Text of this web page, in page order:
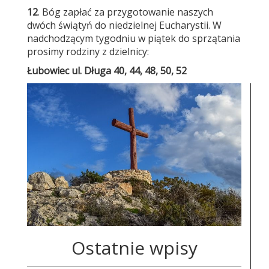
12. Bóg zapłać za przygotowanie naszych
dwóch świątyń do niedzielnej Eucharystii. W
nadchodzącym tygodniu w piątek do sprzątania
prosimy rodziny z dzielnicy:
Łubowiecul. Długa 40, 44, 48, 50, 52
Ostatnie wpisy